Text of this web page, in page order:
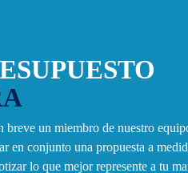
un miembro de nuestro
en conjunto una propuesta a
lo que mejor represente a tu